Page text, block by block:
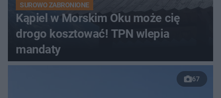
SUROWO ZABRONIONE
Kąpiel w Morskim Oku może cię
drogo kosztować! TPN wlepia
mandaty
67